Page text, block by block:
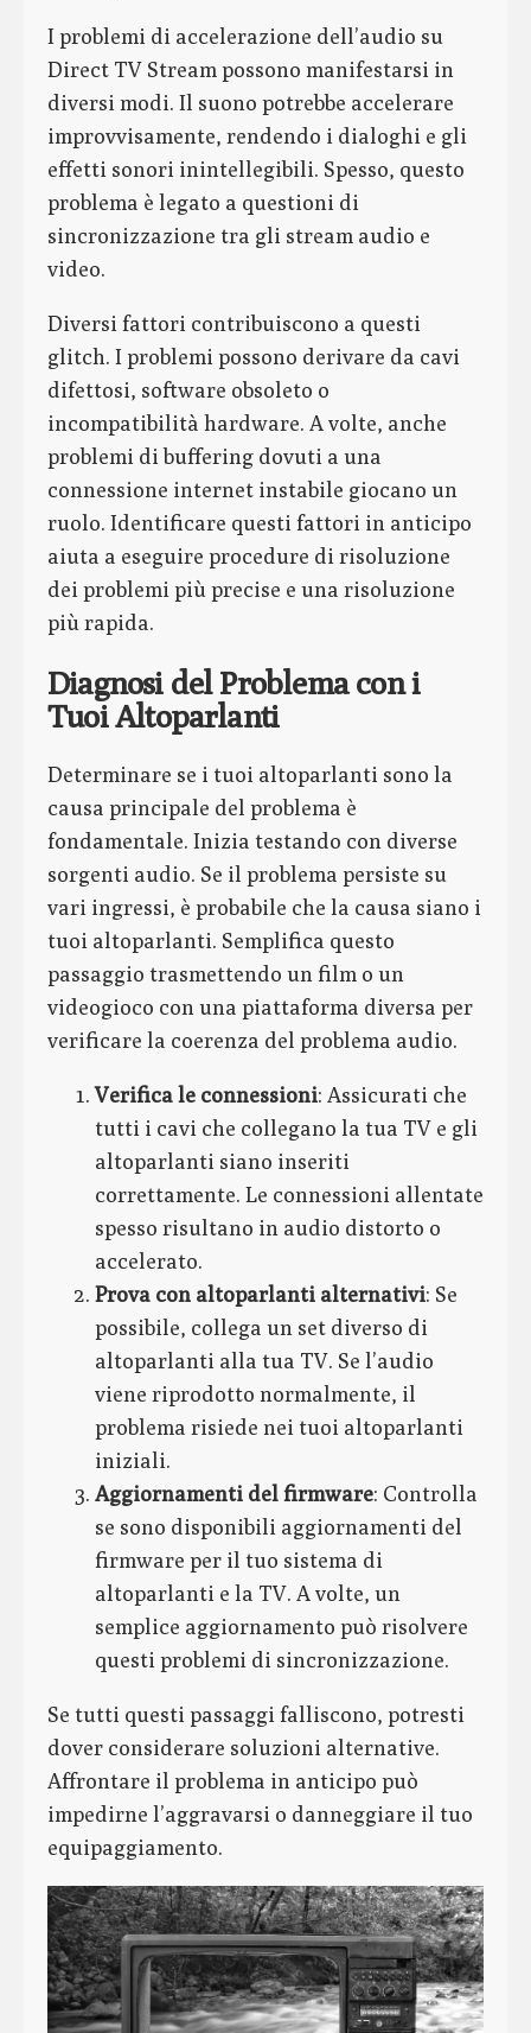
I problemi di accelerazione dell’audio su
Direct TV Stream possono manifestarsi in
diversi modi. Il suono potrebbe accelerare
improvvisamente, rendendo i dialoghi e gli
effetti sonori inintellegibili. Spesso, questo
problema è legato a questioni di
sincronizzazione tra gli stream audio e
video.
Diversi fattori contribuiscono a questi
glitch. I problemi possono derivare da cavi
difettosi, software obsoleto o
incompatibilità hardware. A volte, anche
problemi di buffering dovuti a una
connessione internet instabile giocano un
ruolo. Identificare questi fattori in anticipo
aiuta a eseguire procedure di risoluzione
dei problemi più precise e una risoluzione
più rapida.
Diagnosi del Problema con i
Tuoi Altoparlanti
Determinare se i tuoi altoparlanti sono la
causa principale del problema è
fondamentale. Inizia testando con diverse
sorgenti audio. Se il problema persiste su
vari ingressi, è probabile che la causa siano i
tuoi altoparlanti. Semplifica questo
passaggio trasmettendo un film o un
videogioco con una piattaforma diversa per
verificare la coerenza del problema audio.
Verifica le connessioni: Assicurati che
tutti i cavi che collegano la tua TV e gli
altoparlanti siano inseriti
correttamente. Le connessioni allentate
spesso risultano in audio distorto o
accelerato.
Prova con altoparlanti alternativi: Se
possibile, collega un set diverso di
altoparlanti alla tua TV. Se l’audio
viene riprodotto normalmente, il
problema risiede nei tuoi altoparlanti
iniziali.
Aggiornamenti del firmware: Controlla
se sono disponibili aggiornamenti del
firmware per il tuo sistema di
altoparlanti e la TV. A volte, un
semplice aggiornamento può risolvere
questi problemi di sincronizzazione.
Se tutti questi passaggi falliscono, potresti
dover considerare soluzioni alternative.
Affrontare il problema in anticipo può
impedirne l’aggravarsi o danneggiare il tuo
equipaggiamento.